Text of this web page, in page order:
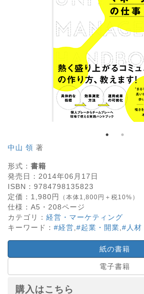
中山 領 著
形式： 書籍
発売日： 2014年06月17日
ISBN： 9784798135823
定価： 1,980円 （本体1,800円＋税10%）
仕様： A5・ 208ページ
カテゴリ： 経営・マーケティング
キーワード： #経営 #起業・開業 #人材
紙の書籍
電子書籍
購入はこちら